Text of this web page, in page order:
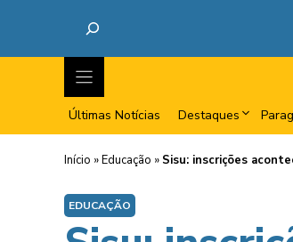
Últimas Notícias Destaques
Início »Educação » Sisu: inscrições
EDUCAÇÃO